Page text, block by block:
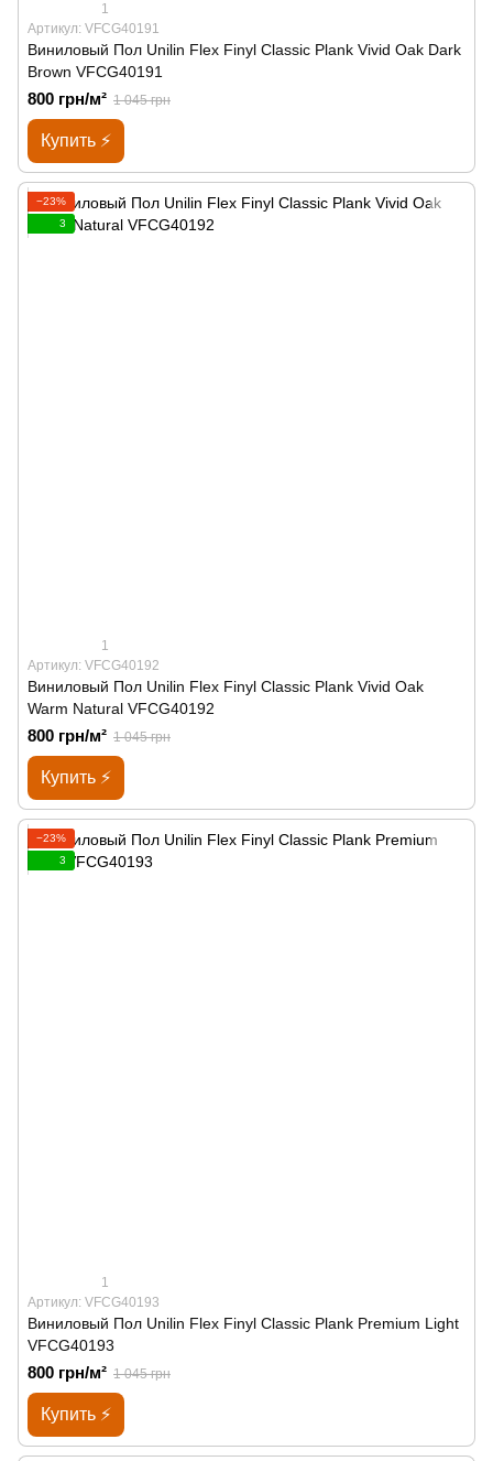
1
Артикул: VFCG40191
Виниловый Пол Unilin Flex Finyl Classic Plank Vivid Oak Dark
Brown VFCG40191
800 грн/м² 1 045 грн
Купить ⚡
−23%
3
1
Артикул: VFCG40192
Виниловый Пол Unilin Flex Finyl Classic Plank Vivid Oak
Warm Natural VFCG40192
800 грн/м² 1 045 грн
Купить ⚡
−23%
3
1
Артикул: VFCG40193
Виниловый Пол Unilin Flex Finyl Classic Plank Premium Light
VFCG40193
800 грн/м² 1 045 грн
Купить ⚡